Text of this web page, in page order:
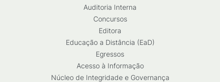
Auditoria Interna
Concursos
Editora
Educação a Distância (EaD)
Egressos
Acesso à Informação
Núcleo de Integridade e Governança